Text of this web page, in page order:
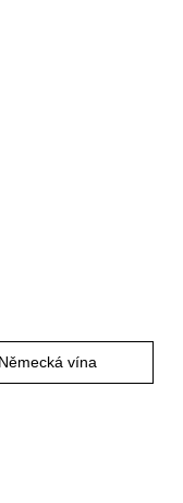
Německá vína